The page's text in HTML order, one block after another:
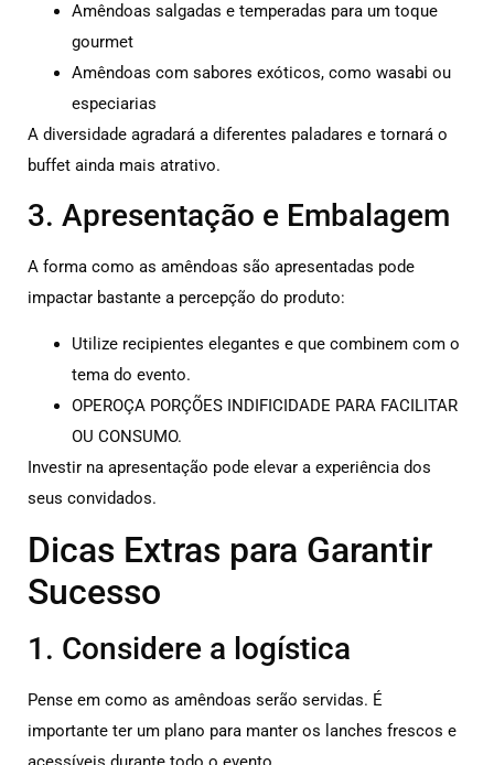
Amêndoas salgadas e temperadas para um toque
gourmet
Amêndoas com sabores exóticos, como wasabi ou
especiarias
A diversidade agradará a diferentes paladares e tornará o
buffet ainda mais atrativo.
3. Apresentação e Embalagem
A forma como as amêndoas são apresentadas pode
impactar bastante a percepção do produto:
Utilize recipientes elegantes e que combinem com o
tema do evento.
OPEROÇA PORÇÕES INDIFICIDADE PARA FACILITAR
OU CONSUMO.
Investir na apresentação pode elevar a experiência dos
seus convidados.
Dicas Extras para Garantir
Sucesso
1. Considere a logística
Pense em como as amêndoas serão servidas. É
importante ter um plano para manter os lanches frescos e